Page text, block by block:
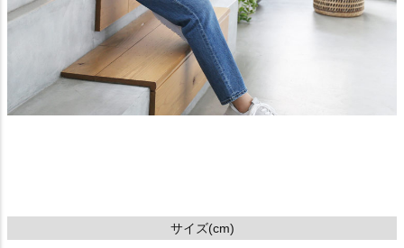
サイズ(cm)